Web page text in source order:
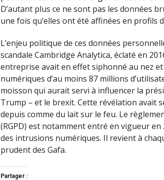
D’autant plus ce ne sont pas les données
une fois qu’elles ont été affinées en profils
L’enjeu politique de ces données
scandale Cambridge Analytica, éclaté en
entreprise avait en effet siphonné au nez
numériques d’au moins 87 millions
moisson qui aurait servi à influencer la
Trump – et le brexit. Cette révélation avait
depuis comme du lait sur le feu. Le
(RGPD) est notamment entré en vigueur
des intrusions numériques. Il revient à
prudent des Gafa.
Partager :